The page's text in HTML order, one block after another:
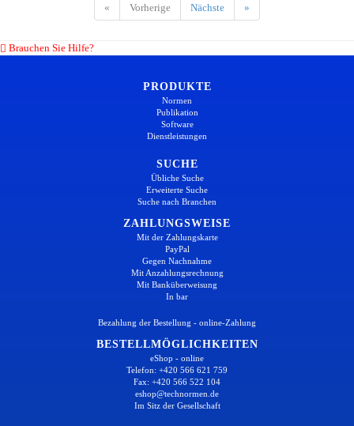
« Vorherige Nächste »
Brauchen Sie Hilfe?
PRODUKTE
Normen
Publikation
Software
Dienstleistungen
SUCHE
Übliche Suche
Erweiterte Suche
Suche nach Branchen
ZAHLUNGSWEISE
Mit der Zahlungskarte
PayPal
Gegen Nachnahme
Mit Anzahlungsrechnung
Mit Banküberweisung
In bar
Bezahlung der Bestellung - online-Zahlung
BESTELLMÖGLICHKEITEN
eShop - online
Telefon: +420 566 621 759
Fax: +420 566 522 104
eshop@technormen.de
Im Sitz der Gesellschaft